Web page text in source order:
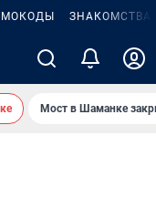
ЗНАКОМСТВА
Мост в Шаманке